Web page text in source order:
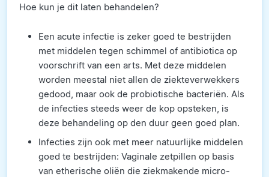
Hoe kun je dit laten behandelen?
Een acute infectie is zeker goed te bestrijden
met middelen tegen schimmel of antibiotica op
voorschrift van een arts. Met deze middelen
worden meestal niet allen de ziekteverwekkers
gedood, maar ook de probiotische bacteriën. Als
de infecties steeds weer de kop opsteken, is
deze behandeling op den duur geen goed plan.
Infecties zijn ook met meer natuurlijke middelen
goed te bestrijden: Vaginale zetpillen op basis
van etherische oliën die ziekmakende micro-